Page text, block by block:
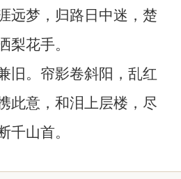
远梦，归路日中迷，楚
梨花手。
旧。帘影卷斜阳，乱红
此意，和泪上层楼，尽
千山首。